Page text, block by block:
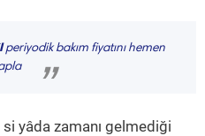
periyodik bakım fiyatını hemen
”
yâda zamanı gelmediği